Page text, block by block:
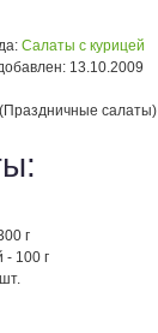
Салаты с курицей
13.10.2009
салаты)
г
- 100 г